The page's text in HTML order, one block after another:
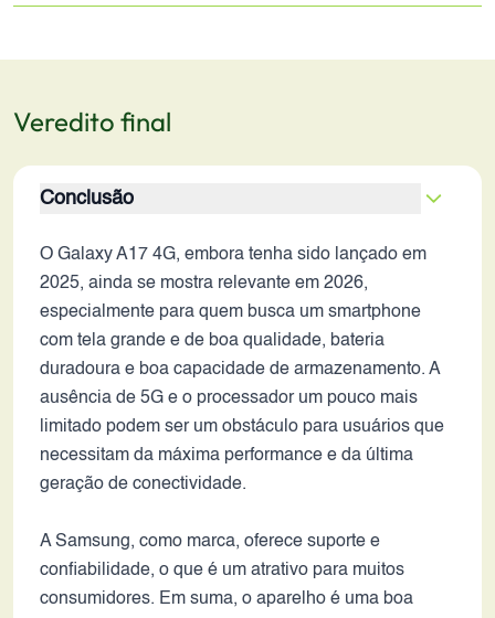
Veredito final
Conclusão
O Galaxy A17 4G, embora tenha sido lançado em
2025, ainda se mostra relevante em 2026,
especialmente para quem busca um smartphone
com tela grande e de boa qualidade, bateria
duradoura e boa capacidade de armazenamento. A
ausência de 5G e o processador um pouco mais
limitado podem ser um obstáculo para usuários que
necessitam da máxima performance e da última
geração de conectividade.
A Samsung, como marca, oferece suporte e
confiabilidade, o que é um atrativo para muitos
consumidores. Em suma, o aparelho é uma boa